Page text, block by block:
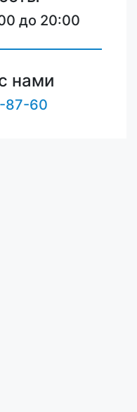
до 20:00
нами
87-60